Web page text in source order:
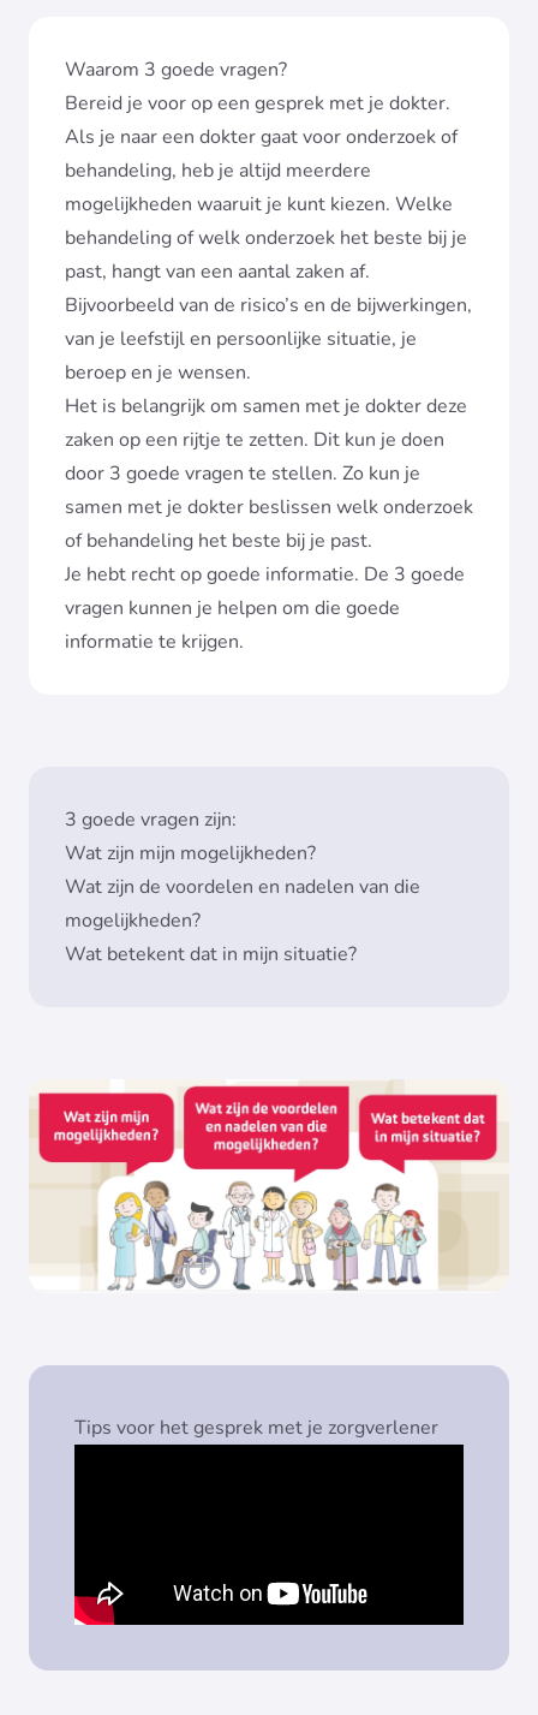
Waarom 3 goede vragen?
Bereid je voor op een gesprek met je dokter.
Als je naar een dokter gaat voor onderzoek of
behandeling, heb je altijd meerdere
mogelijkheden waaruit je kunt kiezen. Welke
behandeling of welk onderzoek het beste bij je
past, hangt van een aantal zaken af.
Bijvoorbeeld van de risico’s en de bijwerkingen,
van je leefstijl en persoonlijke situatie, je
beroep en je wensen.
Het is belangrijk om samen met je dokter deze
zaken op een rijtje te zetten. Dit kun je doen
door 3 goede vragen te stellen. Zo kun je
samen met je dokter beslissen welk onderzoek
of behandeling het beste bij je past.
Je hebt recht op goede informatie. De 3 goede
vragen kunnen je helpen om die goede
informatie te krijgen.
3 goede vragen zijn:
Wat zijn mijn mogelijkheden?
Wat zijn de voordelen en nadelen van die
mogelijkheden?
Wat betekent dat in mijn situatie?
Tips voor het gesprek met je zorgverlener